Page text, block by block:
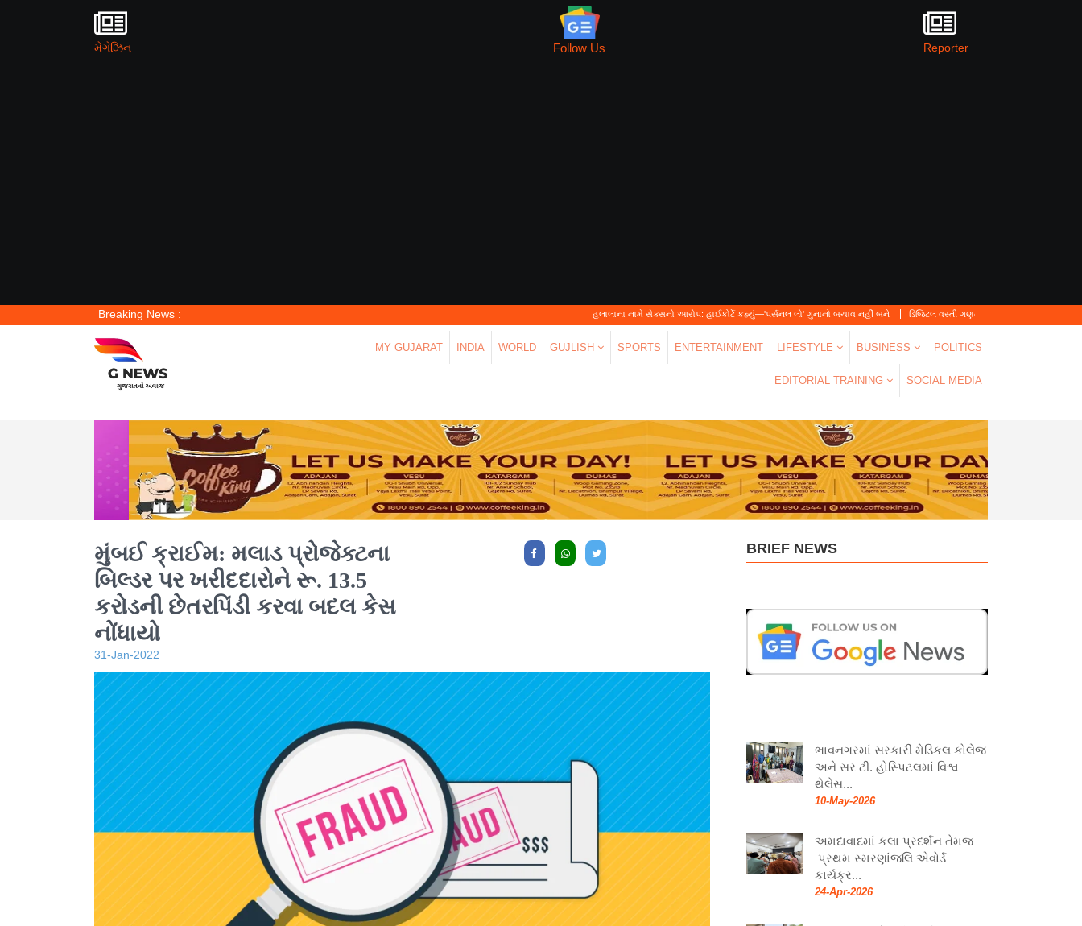
મેગેઝિન Follow Us Reporter
Breaking News : હલાલાના નામે સેક્સનો આરોપ: હાઈકોર્ટે કહ્યું—'પર્સનલ લો' ગુનાનો બચાવ નહીં બને ડિજિટલ વસ્તી ગણતરી 2026-27નો પ્રારંભ, ઘર બેઠા આજે જ
MY GUJARAT INDIA WORLD GUJLISH SPORTS ENTERTAINMENT LIFESTYLE BUSINESS POLITICS
EDITORIAL TRAINING SOCIAL MEDIA
મુંબઈ ક્રાઈમ: મલાડ પ્રોજેક્ટના
બિલ્ડર પર ખરીદદારોને રૂ. 13.5
કરોડની છેતરપિંડી કરવા બદલ કેસ
નોંધાયો
31-Jan-2022
BRIEF NEWS
ભાવનગરમાં સરકારી મેડિકલ કોલેજ
અને સર ટી. હોસ્પિટલમાં વિશ્વ
થેલેસ...
10-May-2026
અમદાવાદમાં કલા પ્રદર્શન તેમજ
પ્રથમ સ્મરણાંજલિ એવોર્ડ
કાર્યક્ર...
24-Apr-2026